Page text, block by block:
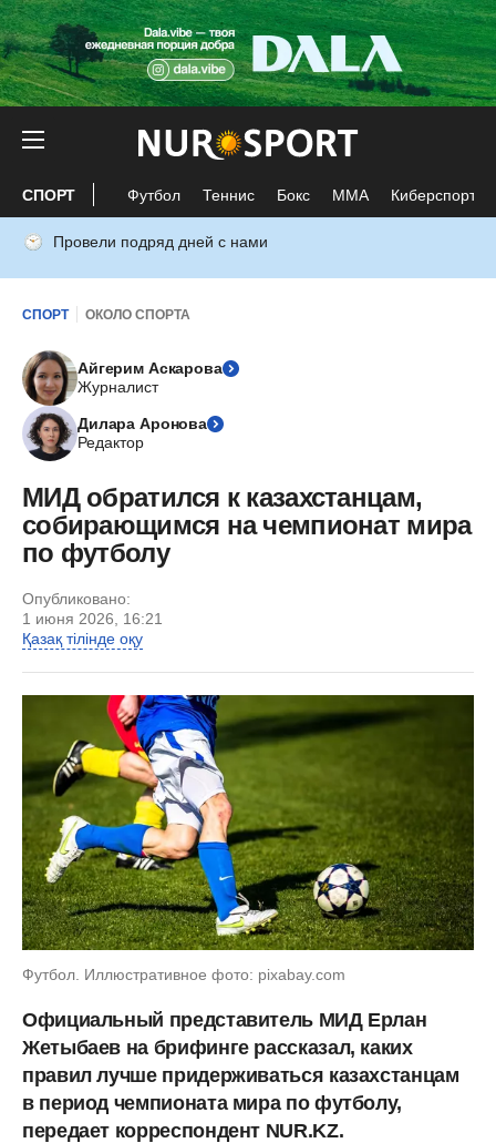
СПОРТ Футбол Теннис Бокс ММА Киберспорт
Провели подряд дней с нами
СПОРТ ОКОЛО СПОРТА
Айгерим Аскарова
Журналист
Дилара Аронова
Редактор
МИД обратился к казахстанцам,
собирающимся на чемпионат мира
по футболу
Опубликовано:
1 июня 2026, 16:21
Қазақ тілінде оқу
Футбол. Иллюстративное фото: pixabay.com
Официальный представитель МИД Ерлан
Жетыбаев на брифинге рассказал, каких
правил лучше придерживаться казахстанцам
в период чемпионата мира по футболу,
передает корреспондент NUR.KZ.